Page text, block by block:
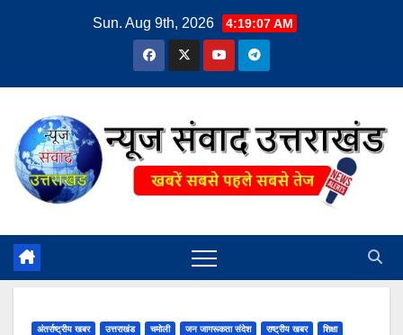
Sun. Aug 9th, 2026 4:19:07 AM
अंतर्राष्ट्रीय खबर उत्तराखंड चमोली जन जागरूकता संदेश राष्ट्रीय खबर शिक्षा